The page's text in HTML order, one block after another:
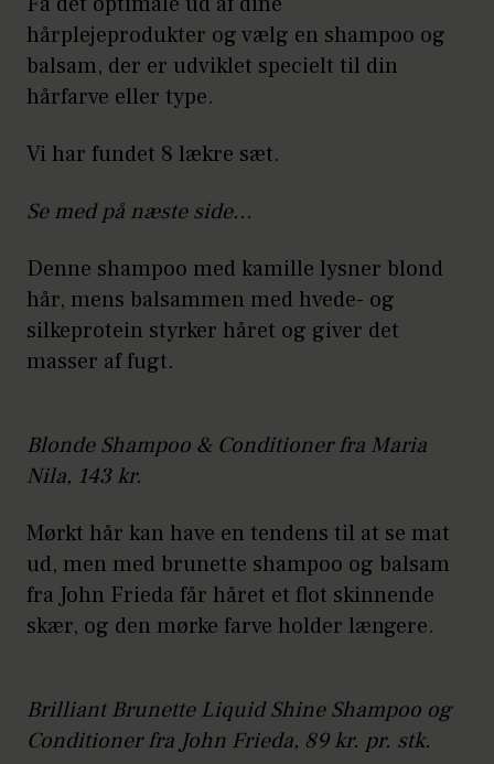
hårplejeprodukter og vælg en shampoo og
balsam, der er udviklet specielt til din
hårfarve eller type.
Vi har fundet 8 lækre sæt.
Se med på næste side...
Denne shampoo med kamille lysner blond
hår, mens balsammen med hvede- og
silkeprotein styrker håret og giver det
masser af fugt.
Blonde Shampoo & Conditioner fra Maria
Nila, 143 kr.
Mørkt hår kan have en tendens til at se mat
ud, men med brunette shampoo og balsam
fra John Frieda får håret et flot skinnende
skær, og den mørke farve holder længere.
Brilliant Brunette Liquid Shine Shampoo og
Conditioner fra John Frieda, 89 kr. pr. stk.